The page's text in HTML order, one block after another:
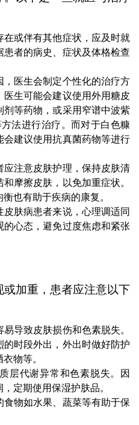
在或伴有其他症状，应及时就
者的病史、症状及体格检查
，医生会制定个性化的治疗方
生可能会建议使用外用糖皮
剂等药物，或采用窄谱中波紫
法进行治疗。而对于白色糠
建议使用抗真菌药物等进行
应注意皮肤护理，保持皮肤清
摩擦皮肤，以免加重症状。
也有助于疾病的康复。
皮肤病患者来说，心理调适同
心态，避免过度焦虑和紧张
加重，患者应注意以下
易导致皮肤损伤和色素脱失。
时段外出，外出时做好防护
物等。
层代谢异常和色素脱失。因
定期使用保湿护肤品。
食物如水果、蔬菜等有助于保